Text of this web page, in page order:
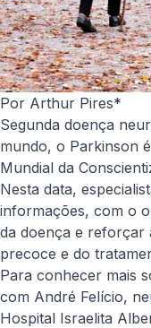
Por Arthur Pires*
Segunda doença
mundo, o Parkinson
Mundial da
Nesta data,
informações, com o
da doença e reforçar
precoce e do
Para conhecer mais
com André Felício,
Hospital Israelita